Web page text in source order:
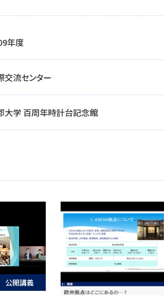
年度
交流センター
大学 百周年時計台記念館
公開講義